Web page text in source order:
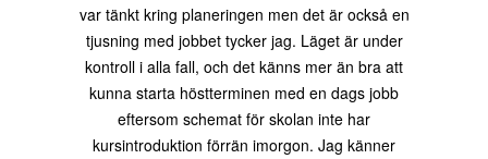
var tänkt kring planeringen men det är också en
tjusning med jobbet tycker jag. Läget är under
kontroll i alla fall, och det känns mer än bra att
kunna starta höstterminen med en dags jobb
eftersom schemat för skolan inte har
kursintroduktion förrän imorgon. Jag känner